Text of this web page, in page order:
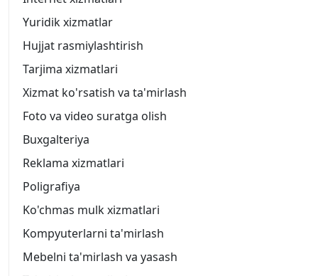
Yuridik xizmatlar
Hujjat rasmiylashtirish
Tarjima xizmatlari
Xizmat ko'rsatish va ta'mirlash
Foto va video suratga olish
Buxgalteriya
Reklama xizmatlari
Poligrafiya
Ko'chmas mulk xizmatlari
Kompyuterlarni ta'mirlash
Mebelni ta'mirlash va yasash